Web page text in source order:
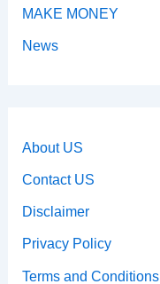
MAKE MONEY
News
About US
Contact US
Disclaimer
Privacy Policy
Terms and Conditions